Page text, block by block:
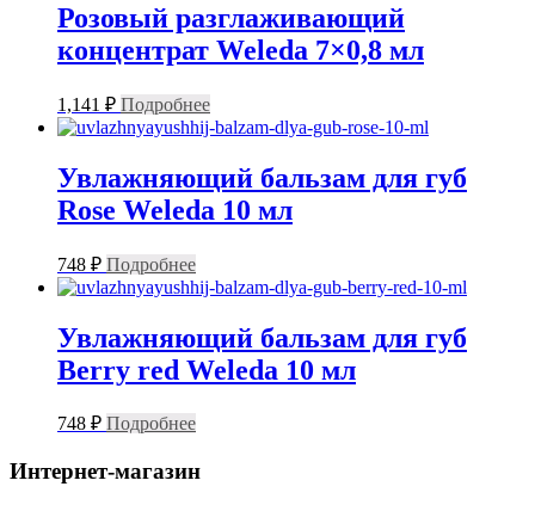
Розовый разглаживающий
концентрат Weleda 7×0,8 мл
1,141 ₽ Подробнее
Увлажняющий бальзам для губ
Rose Weleda 10 мл
748 ₽ Подробнее
Увлажняющий бальзам для губ
Berry red Weleda 10 мл
748 ₽ Подробнее
Интернет-магазин